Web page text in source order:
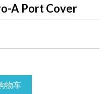
A Port Cover
物车